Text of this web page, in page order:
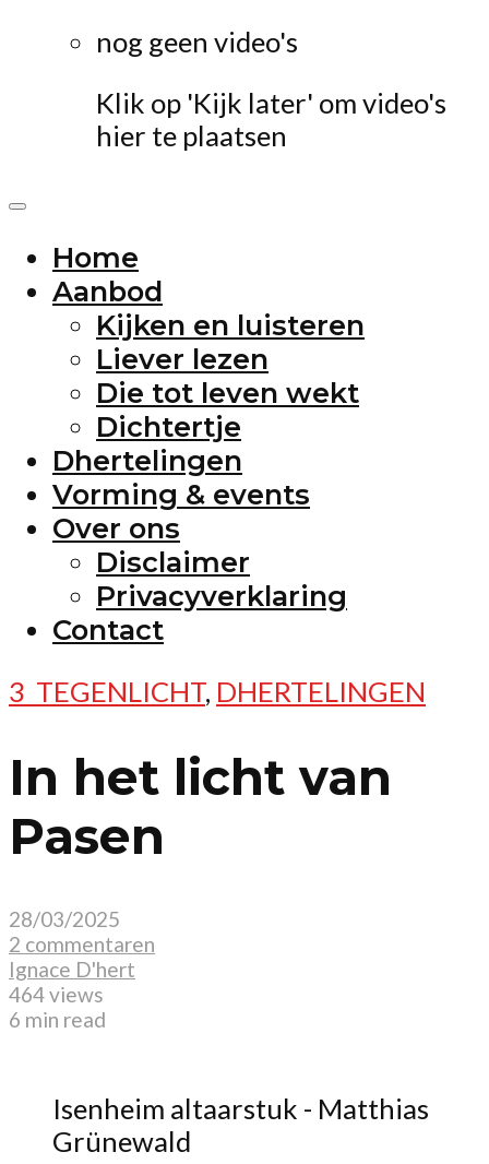
nog geen video's
Klik op 'Kijk later' om video's
hier te plaatsen
Home
Aanbod
Kijken en luisteren
Liever lezen
Die tot leven wekt
Dichtertje
Dhertelingen
Vorming & events
Over ons
Disclaimer
Privacyverklaring
Contact
3_TEGENLICHT, DHERTELINGEN
In het licht van
Pasen
28/03/2025
2 commentaren
Ignace D'hert
464 views
6 min read
Isenheim altaarstuk - Matthias
Grünewald